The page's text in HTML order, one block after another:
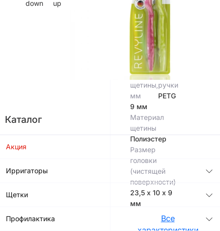
Каталог
Акция
Ирригаторы
Щетки
Профилактика
Характеристики
Диаметр
щетины,
мм
0,102 мм
Длина
ручки,
см
16,5
см
Длина
щетины,
мм
9 мм
Материал
ручки
PETG
Материал
щетины
Полиэстер
Размер
головки
(чистящей
поверхности)
23,5 х 10 х 9
мм
Все